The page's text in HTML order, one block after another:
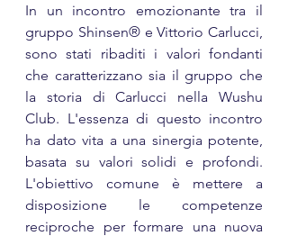
In un incontro emozionante tra il
gruppo Shinsen® e Vittorio Carlucci,
sono stati ribaditi i valori fondanti
che caratterizzano sia il gruppo che
la storia di Carlucci nella Wushu
Club. L'essenza di questo incontro
ha dato vita a una sinergia potente,
basata su valori solidi e profondi.
L'obiettivo comune è mettere a
disposizione le competenze
reciproche per formare una nuova